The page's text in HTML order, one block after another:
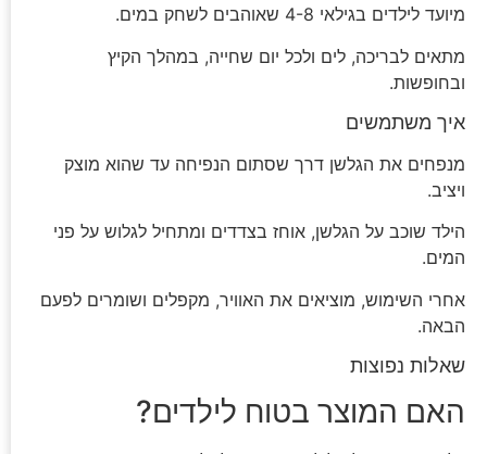
מיועד לילדים בגילאי 4-8 שאוהבים לשחק במים.
מתאים לבריכה, לים ולכל יום שחייה, במהלך הקיץ
ובחופשות.
איך משתמשים
מנפחים את הגלשן דרך שסתום הנפיחה עד שהוא מוצק
ויציב.
הילד שוכב על הגלשן, אוחז בצדדים ומתחיל לגלוש על פני
המים.
אחרי השימוש, מוציאים את האוויר, מקפלים ושומרים לפעם
הבאה.
שאלות נפוצות
האם המוצר בטוח לילדים?